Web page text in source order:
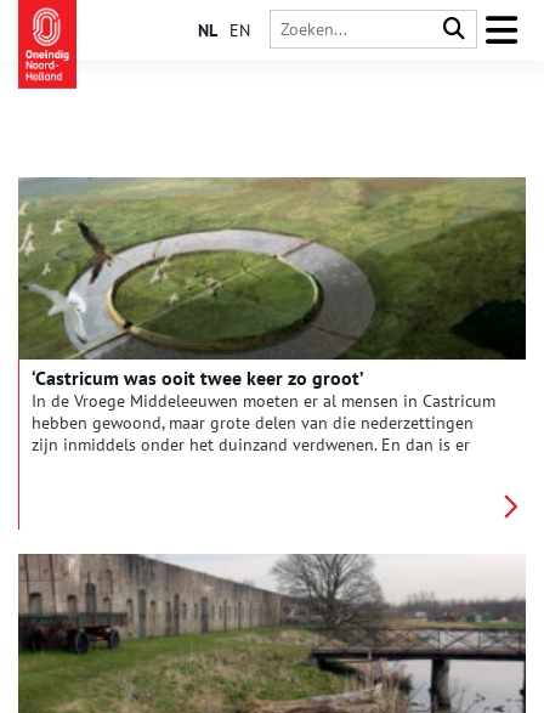
NL EN
‘Castricum was ooit twee keer zo groot’
In de Vroege Middeleeuwen moeten er al mensen in Castricum
hebben gewoond, maar grote delen van die nederzettingen
zijn inmiddels onder het duinzand verdwenen. En dan is er